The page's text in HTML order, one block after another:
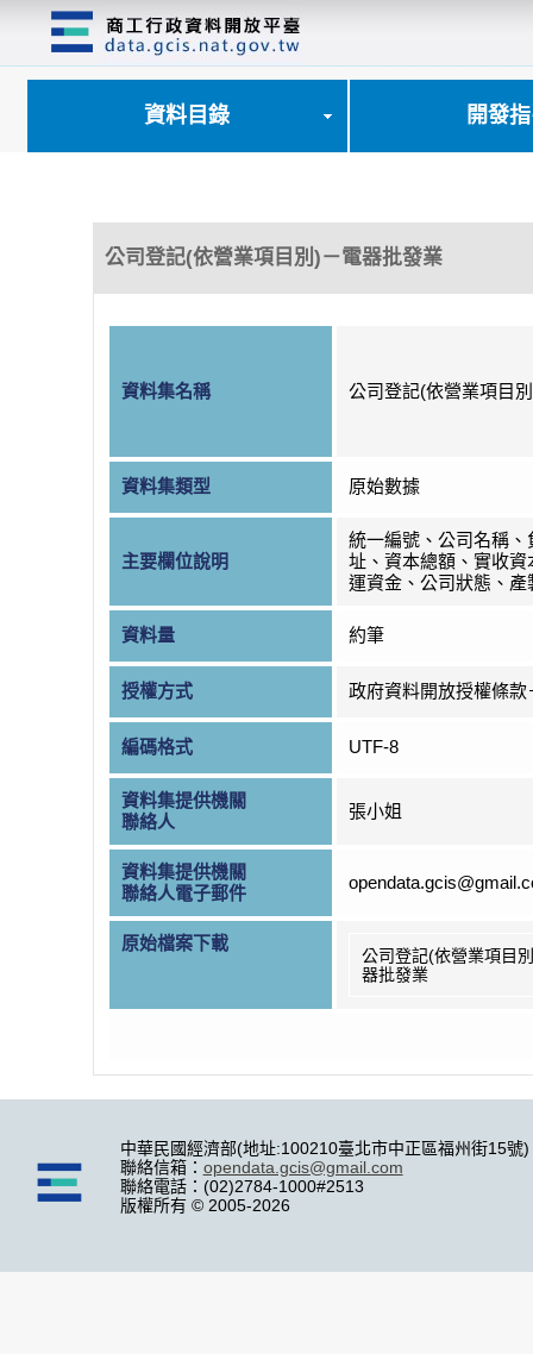
資料目錄 開發
公司登記(依營業項目別)－電器批發業
資料集名稱 公司登記(依營業項目
資料集類型 原始數據
主要欄位說明
統一編號、公司名稱、
址、資本總額、實收資
運資金、公司狀態、產
資料量 約筆
授權方式 政府資料開放授權條款
編碼格式 UTF-8
資料集提供機關
聯絡人
張小姐
資料集提供機關
聯絡人電子郵件
原始檔案下載
公司登記(依營業項目
器批發業
中華民國經濟部(地址:100210臺北市中正區福州街15號)
聯絡信箱： opendata.gcis@gmail.com
聯絡電話：(02)2784-1000#2513
版權所有 © 2005-2026